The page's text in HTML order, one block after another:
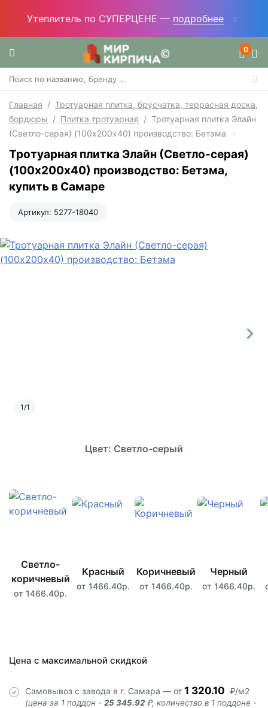
Утеплитель по СУПЕРЦЕНЕ — подробнее
0
Главная / Тротуарная плитка, брусчатка, террасная доска,
бордюры / Плитка тротуарная / Тротуарная плитка Элайн
(Светло-серая) (100х200х40) производство: Бетэма
Тротуарная плитка Элайн (Светло-серая)
(100х200х40) производство: Бетэма,
купить в Самаре
Артикул: 5277-18040
1/1
Цвет: Светло-серый
Светло-
коричневый
от 1466.40р.
Красный
от 1466.40р.
Коричневый
от 1466.40р.
Черный
от 1466.40р.
Цена с максимальной скидкой
Самовывоз с завода в г. Самара — от 1 320.10 ₽/м2
(цена за 1 поддон - 25 345.92 ₽, количество в 1 поддоне -